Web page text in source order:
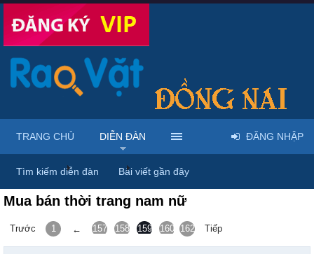
Trang chủ Diễn đàn Thời trang - Phụ kiện - Trang sức -
Mua bán thời trang nam nữ
Trước 1 ← 157 158 159 160 161
162 Tiếp
TRANG CHỦ DIỄN ĐÀN
Tìm kiếm diễn đàn Bài viết gần đây
ĐĂNG NHẬP